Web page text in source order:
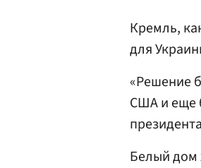
Кремль,
для
«Решение
США и еще
Белый дом